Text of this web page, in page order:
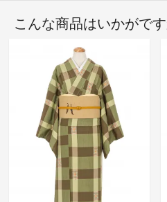
こんな商品はいかがで